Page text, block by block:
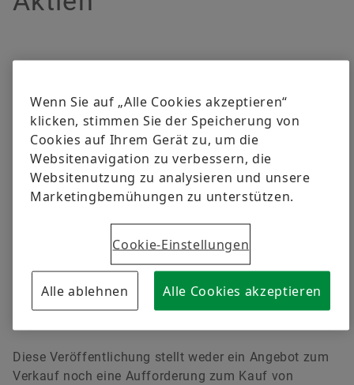
Digitale Lösungen
Events & Formula Student
Social News
+49 9132 82 8901
axel.luedeke@schaeffler.com
Matthias Herms
09.01.2024 | Herzogenaurach
Rechtliche Hinweise
Diese Veröffentlichung stellt weder ein Angebot zum
Verkauf noch eine Aufforderung zum Kauf von
Wenn Sie auf „Alle Cookies akzeptieren“
klicken, stimmen Sie der Speicherung von
Cookies auf Ihrem Gerät zu, um die
Websitenavigation zu verbessern, die
Websitenutzung zu analysieren und unsere
Marketingbemühungen zu unterstützen.
Cookie-Einstellungen
Alle ablehnen Alle Cookies akzeptieren